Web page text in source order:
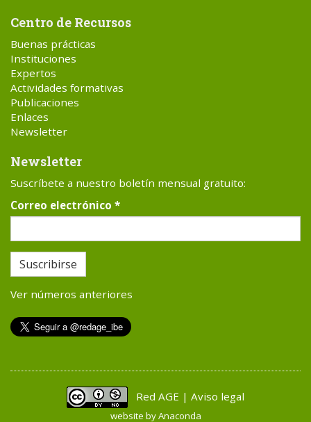
Centro de Recursos
Buenas prácticas
Instituciones
Expertos
Actividades formativas
Publicaciones
Enlaces
Newsletter
Newsletter
Suscríbete a nuestro boletín mensual gratuito:
Correo electrónico *
Suscribirse
Ver números anteriores
Red AGE | Aviso legal
website byAnaconda